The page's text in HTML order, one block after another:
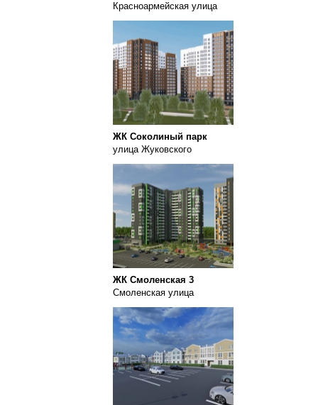
Красноармейская улица
ЖК Соколиный парк
улица Жуковского
ЖК Смоленская 3
Смоленская улица